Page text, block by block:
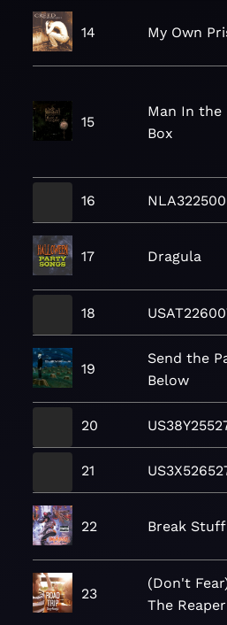
14 My Own
15
Man In the
Box
16
17 Dragula
18
19
Send the
Below
20
21
22 Break Stuff
23
(Don't
The Reaper